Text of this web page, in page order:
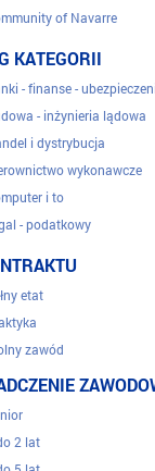
of Navarre
KATEGORII
- finanse -
- inżynieria lądowa
i dystrybucja
wykonawcze
i to
- podatkowy
i administratorzy
i marketing
ludzkie
medyczne
etat
zawód
przejściowy
2 lat